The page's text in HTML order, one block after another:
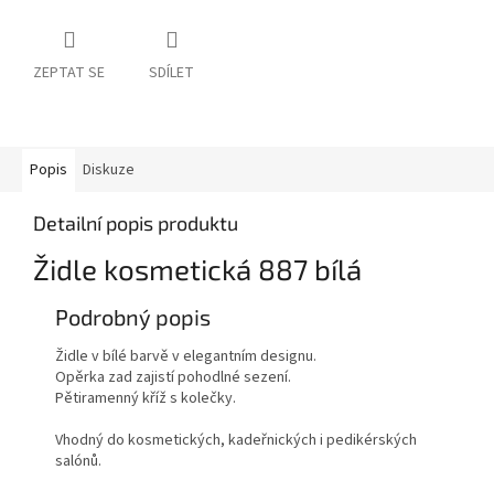
ZEPTAT SE SDÍLET
Popis Diskuze
Detailní popis produktu
Židle kosmetická 887 bílá
Podrobný popis
Židle v bílé barvě v elegantním designu.
Opěrka zad zajistí pohodlné sezení.
Pětiramenný kříž s kolečky.
Vhodný do kosmetických, kadeřnických i pedikérských
salónů.